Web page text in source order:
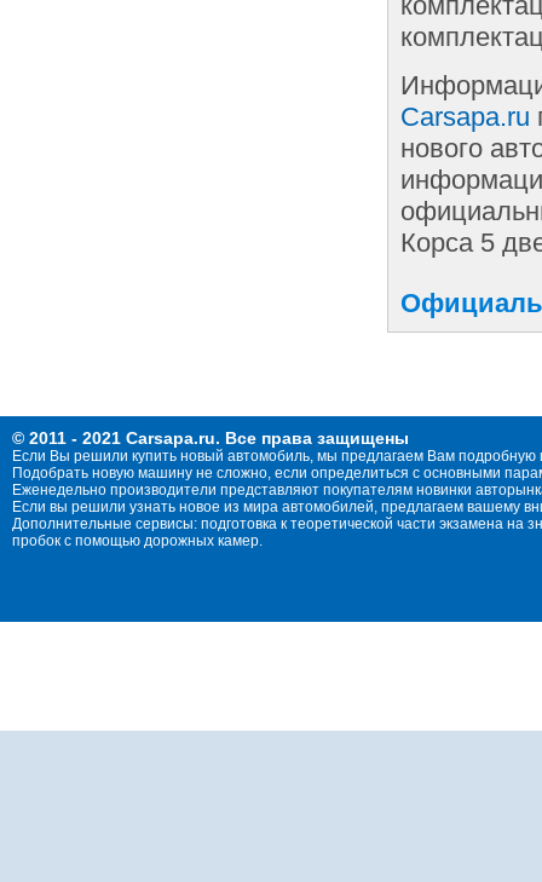
Carsapa.ru
нового
Корса 5
© 2011 - 2021 Carsapa.ru. Все права защищены
Если Вы решили купить новый автомобиль, мы предлагаем Вам
Подобрать новую машину не сложно, если определиться с основными
Еженедельно производители представляют покупателям новинки
Если вы решили узнать новое из мира автомобилей, предлагаем вашему
Дополнительные сервисы: подготовка к теоретической части экзамена
пробок с помощью дорожных камер.